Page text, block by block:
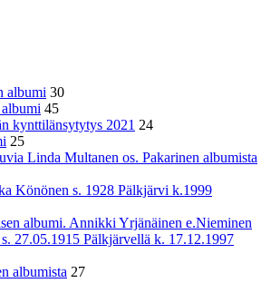
albumi 30
45
kynttilänsytytys 2021 24
25
Linda Multanen os. Pakarinen albumista
Könönen s. 1928 Pälkjärvi k.1999
albumi. Annikki Yrjänäinen e.Nieminen
27.05.1915 Pälkjärvellä k. 17.12.1997
albumista 27